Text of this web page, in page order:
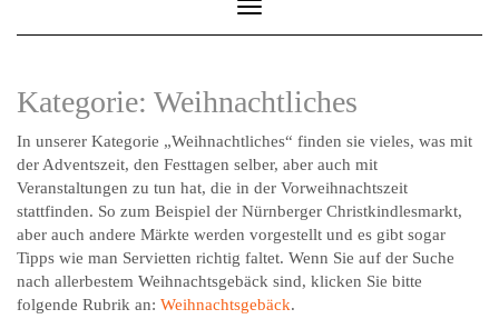
Toggle
Navigation
Kategorie: Weihnachtliches
In unserer Kategorie „Weihnachtliches“ finden sie vieles, was mit
der Adventszeit, den Festtagen selber, aber auch mit
Veranstaltungen zu tun hat, die in der Vorweihnachtszeit
stattfinden. So zum Beispiel der Nürnberger Christkindlesmarkt,
aber auch andere Märkte werden vorgestellt und es gibt sogar
Tipps wie man Servietten richtig faltet. Wenn Sie auf der Suche
nach allerbestem Weihnachtsgebäck sind, klicken Sie bitte
folgende Rubrik an: Weihnachtsgebäck.